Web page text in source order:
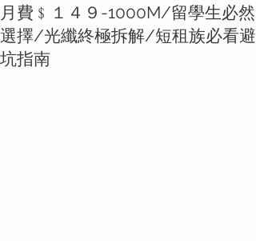
月費﹩１４９-1000M/留學生必然
選擇/光纖終極拆解/短租族必看避
坑指南